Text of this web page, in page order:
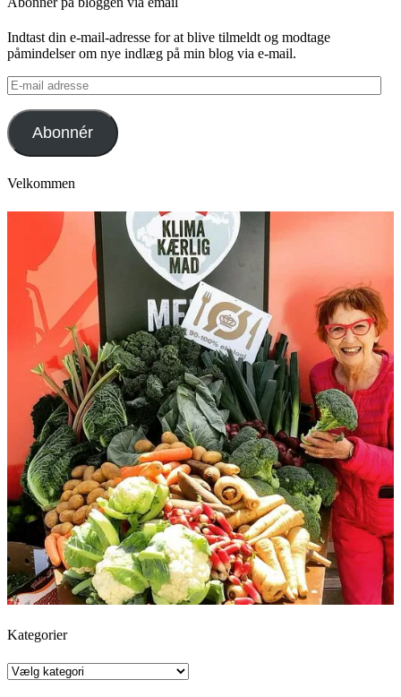
Indtast din e-mail-adresse for at blive tilmeldt og modtage
påmindelser om nye indlæg på min blog via e-mail.
E-
mail
adresse
Abonnér
Velkommen
Kategorier
Kategorier